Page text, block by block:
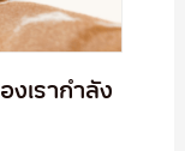
งเรากำลัง